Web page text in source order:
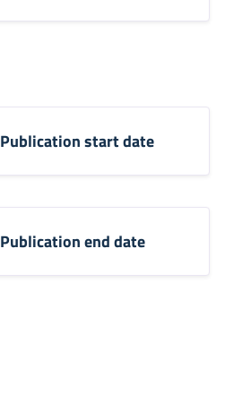
Publication start date
Publication end date